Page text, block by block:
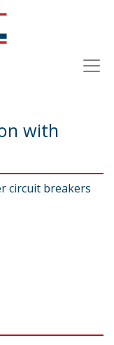
with
circuit breakers